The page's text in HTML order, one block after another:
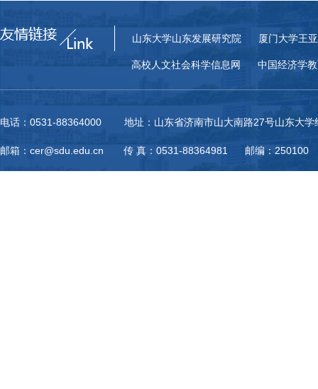
山东大学山东发展研究院 厦门大学王
高校人文社会科学信息网 中国经济学
电话：0531-88364000 地址：山东省济南市山大南路27号山东大学
邮箱：cer@sdu.edu.cn 传 真：0531-88364981 邮编：250100